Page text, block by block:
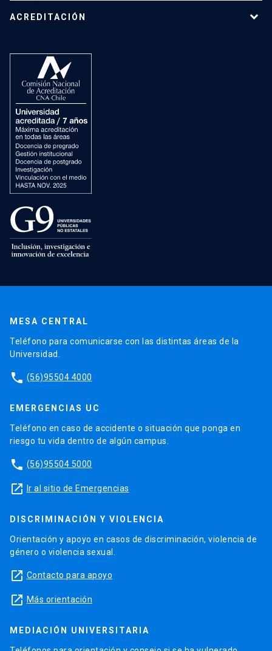
ACREDITACIÓN
MESA CENTRAL
Teléfono para comunicarse con las distintas áreas de la
Universidad.
phone (56)95504 4000
EMERGENCIAS UC
Teléfono en caso de accidente o situación que ponga en
riesgo tu vida dentro de algún campus.
phone (56)95504 5000
launch Ir al sitio de Emergencias
DISCRIMINACIÓN Y VIOLENCIA
Orientación y apoyo en casos de discriminación, violencia de
género o violencia sexual.
launch Contacto para apoyo
launch Más orientación
MEDIACIÓN UNIVERSITARIA